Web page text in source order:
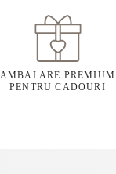
AMBALARE PREMIUM
PENTRU CADOURI